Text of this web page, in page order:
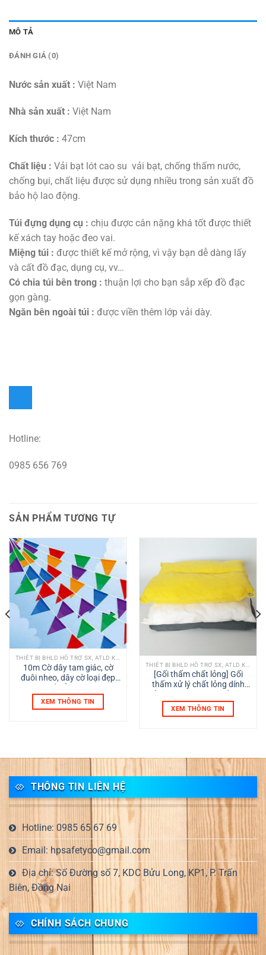
MÔ TẢ
ĐÁNH GIÁ (0)
Nước sản xuất : Việt Nam
Nhà sản xuất : Việt Nam
Kích thước : 47cm
Chất liệu : Vải bạt lót cao su vải bạt, chống thấm nước,
chống bụi, chất liệu được sử dụng nhiều trong sản xuất đồ
bảo hộ lao động.
Túi đựng dụng cụ : chịu được cân nặng khá tốt được thiết
kế xách tay hoặc đeo vai.
Miệng túi : được thiết kế mở rộng, vì vậy bạn dễ dàng lấy
và cất đồ đạc, dụng cụ, vv…
Có chia túi bên trong : thuận lợi cho bạn sắp xếp đồ đạc
gọn gàng.
Ngăn bên ngoài túi : được viền thêm lớp vải dày.
Hotline:
0985 656 769
SẢN PHẨM TƯƠNG TỰ
THIẾT BỊ BHLD HỖ TRỢ SX, ATLD KHÁC
10m Cờ dây tam giác, cờ
đuôi nheo, dây cờ loại đẹp
không tưa vải
XEM THÔNG TIN
[Gối thấm chất lỏng] Gối
thấm xử lý chất lỏng dính
dầu và hấp thụ chất lỏng có
hại
XEM THÔNG TIN
THÔNG TIN LIÊN HỆ
Hotline: 0985 65 67 69
Email: hpsafetyco@gmail.com
Địa chỉ: Số Đường số 7, KDC Bửu Long, KP1, P. Trấn
Biên, Đồng Nai
CHÍNH SÁCH CHUNG